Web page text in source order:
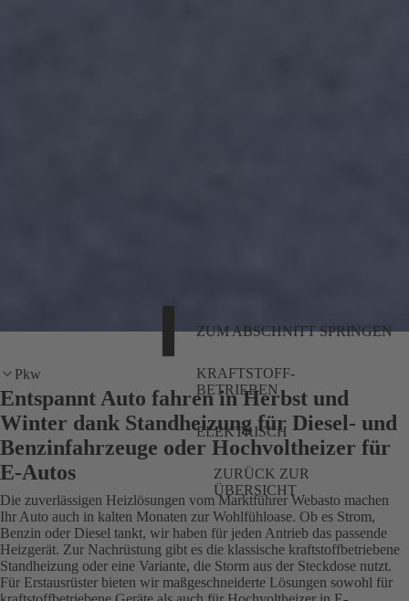
ZUM ABSCHNITT SPRINGEN
KRAFTSTOFF-
BETRIEBEN
ELEKTRISCH
ZURÜCK ZUR
ÜBERSICHT
Pkw
Entspannt Auto fahren in Herbst und
Winter dank Standheizung für Diesel- und
Benzinfahrzeuge oder Hochvoltheizer für
E-Autos
Die zuverlässigen Heizlösungen vom Marktführer Webasto machen
Ihr Auto auch in kalten Monaten zur Wohlfühloase. Ob es Strom,
Benzin oder Diesel tankt, wir haben für jeden Antrieb das passende
Heizgerät. Zur Nachrüstung gibt es die klassische kraftstoffbetriebene
Standheizung oder eine Variante, die Storm aus der Steckdose nutzt.
Für Erstausrüster bieten wir maßgeschneiderte Lösungen sowohl für